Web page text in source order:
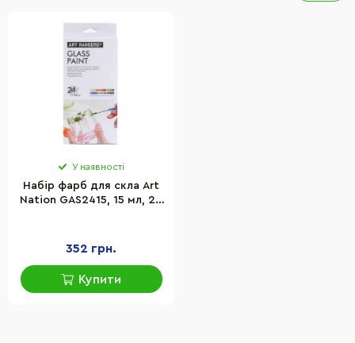
У наявності
Набір фарб для скла Art
Nation GAS2415, 15 мл, 24
352 грн.
Купити